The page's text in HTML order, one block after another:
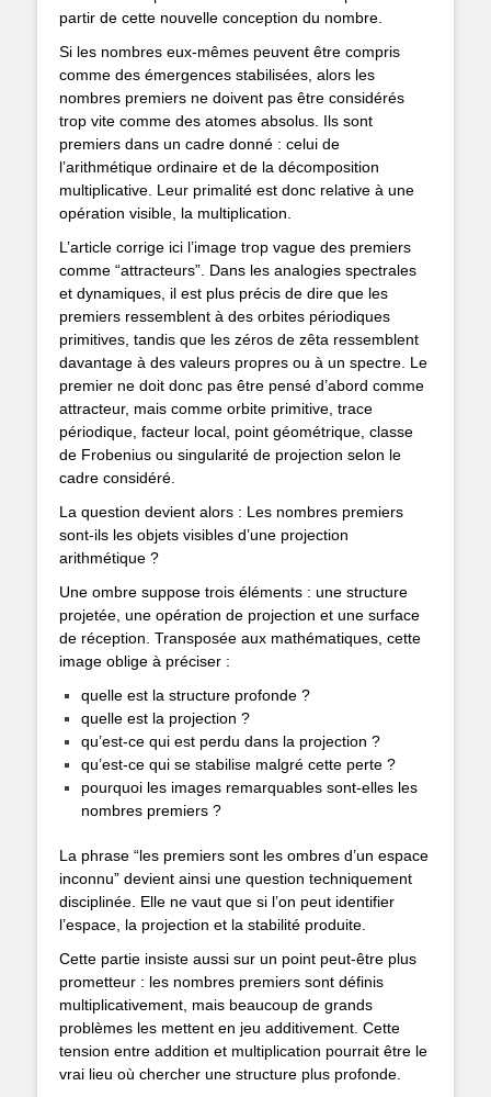
partir de cette nouvelle conception du nombre.
Si les nombres eux-mêmes peuvent être compris
comme des émergences stabilisées, alors les
nombres premiers ne doivent pas être considérés
trop vite comme des atomes absolus. Ils sont
premiers dans un cadre donné : celui de
l’arithmétique ordinaire et de la décomposition
multiplicative. Leur primalité est donc relative à une
opération visible, la multiplication.
L’article corrige ici l’image trop vague des premiers
comme “attracteurs”. Dans les analogies spectrales
et dynamiques, il est plus précis de dire que les
premiers ressemblent à des orbites périodiques
primitives, tandis que les zéros de zêta ressemblent
davantage à des valeurs propres ou à un spectre. Le
premier ne doit donc pas être pensé d’abord comme
attracteur, mais comme orbite primitive, trace
périodique, facteur local, point géométrique, classe
de Frobenius ou singularité de projection selon le
cadre considéré.
La question devient alors : Les nombres premiers
sont-ils les objets visibles d’une projection
arithmétique ?
Une ombre suppose trois éléments : une structure
projetée, une opération de projection et une surface
de réception. Transposée aux mathématiques, cette
image oblige à préciser :
quelle est la structure profonde ?
quelle est la projection ?
qu’est-ce qui est perdu dans la projection ?
qu’est-ce qui se stabilise malgré cette perte ?
pourquoi les images remarquables sont-elles les
nombres premiers ?
La phrase “les premiers sont les ombres d’un espace
inconnu” devient ainsi une question techniquement
disciplinée. Elle ne vaut que si l’on peut identifier
l’espace, la projection et la stabilité produite.
Cette partie insiste aussi sur un point peut-être plus
prometteur : les nombres premiers sont définis
multiplicativement, mais beaucoup de grands
problèmes les mettent en jeu additivement. Cette
tension entre addition et multiplication pourrait être le
vrai lieu où chercher une structure plus profonde.